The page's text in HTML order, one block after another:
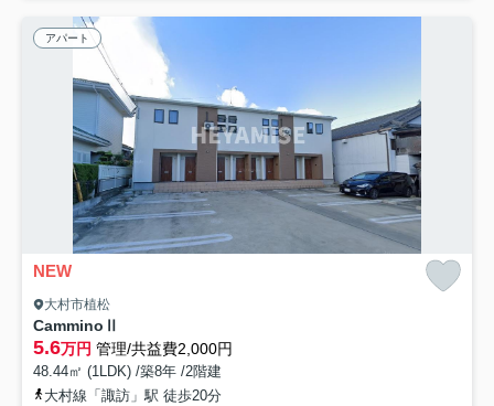
アパート
NEW
大村市植松
CamminoⅡ
5.6万円 管理/共益費2,000円
48.44㎡ (1LDK) /築8年 /2階建
大村線「諏訪」駅 徒歩20分